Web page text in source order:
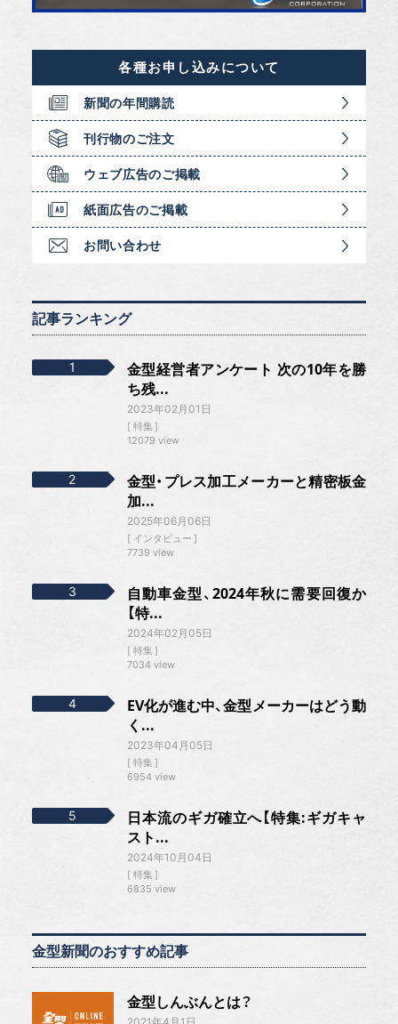
各種お申し込みについて
新聞の年間購読
刊行物のご注文
ウェブ広告のご掲載
紙面広告のご掲載
お問い合わせ
記事ランキング
金型経営者アンケート 次の10年を勝
ち残...
2023年02月01日
特集
12079 view
金型・プレス加工メーカーと精密板金
加...
2025年06月06日
インタビュー
7739 view
自動車金型、2024年秋に需要回復か
【特...
2024年02月05日
特集
7034 view
EV化が進む中、金型メーカーはどう動
く...
2023年04月05日
特集
6954 view
日本流のギガ確立へ【特集:ギガキャ
スト...
2024年10月04日
特集
6835 view
金型新聞のおすすめ記事
金型しんぶんとは？